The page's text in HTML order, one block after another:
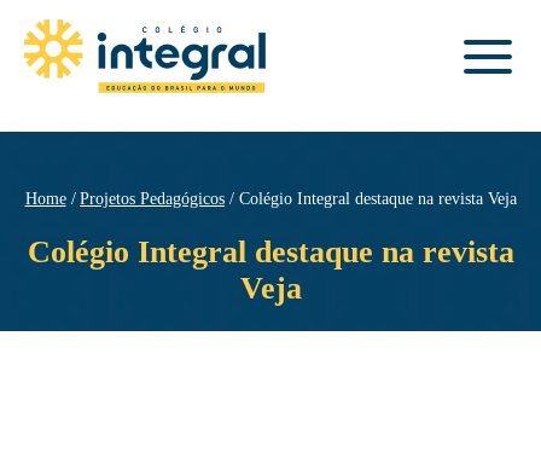
Home Projetos Pedagógicos Colégio Integral destaque na revista Veja
Colégio Integral destaque na revista
Veja